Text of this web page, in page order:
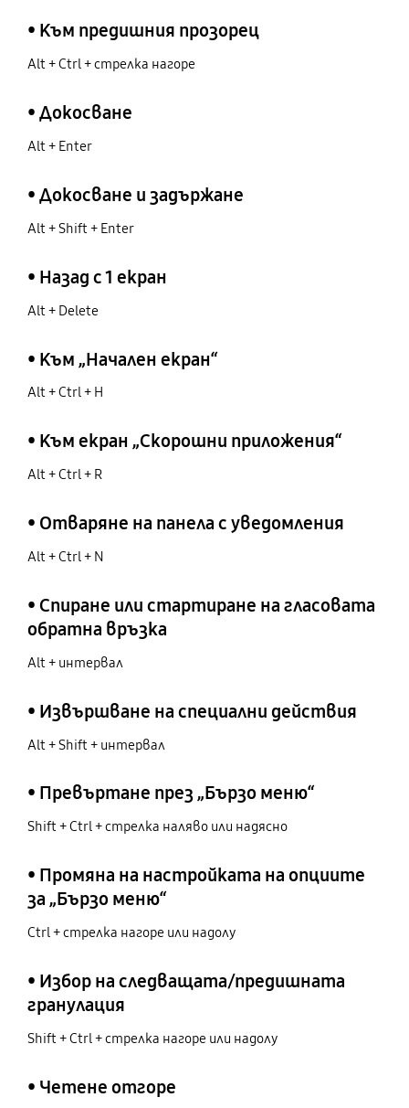
• Към предишния прозорец
Alt + Ctrl + стрелка нагоре
• Докосване
Alt + Enter
• Докосване и задържане
Alt + Shift + Enter
• Назад с 1 екран
Alt + Delete
• Към „Начален екран“
Alt + Ctrl + H
• Към екран „Скорошни приложения“
Alt + Ctrl + R
• Отваряне на панела с уведомления
Alt + Ctrl + N
• Спиране или стартиране на гласовата
обратна връзка
Alt + интервал
• Извършване на специални действия
Alt + Shift + интервал
• Превъртане през „Бързо меню“
Shift + Ctrl + стрелка наляво или надясно
• Промяна на настройката на опциите
за „Бързо меню“
Ctrl + стрелка нагоре или надолу
• Избор на следващата/предишната
гранулация
Shift + Ctrl + стрелка нагоре или надолу
• Четене отгоре